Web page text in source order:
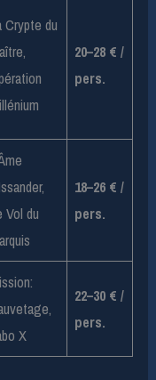
Crypte du
20–28 € /
pers.
Vol du
18–26 € /
pers.
X
22–30 € /
pers.